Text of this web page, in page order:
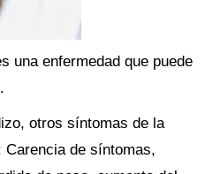
una enfermedad que puede
otros síntomas de la
Carencia de síntomas,